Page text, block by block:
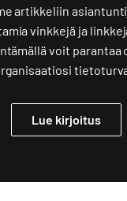
artikkeliin
vinkkejä ja
voit parantaa
Lue kirjoitus